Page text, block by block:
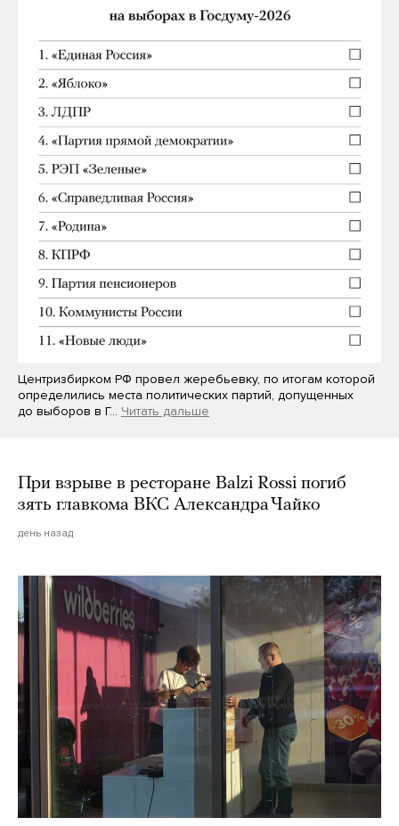
Центризбирком РФ провел жеребьевку, по итогам которой
определились места политических партий, допущенных
до выборов в Г… Читать дальше
При взрыве в ресторане Balzi Rossi погиб
зять главкома ВКС Александра Чайко
день назад